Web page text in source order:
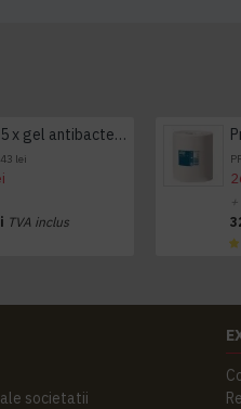
Pachet 5 x gel antibacterian 50ml si 3 x Servetele antibacteriene 48 buc Hygienium
lei
TVA inclus
societatii